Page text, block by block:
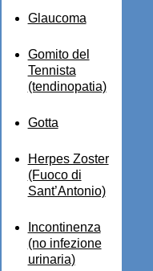
Glaucoma
Gomito del
Tennista
(tendinopatia)
Gotta
Herpes Zoster
(Fuoco di
Sant’Antonio)
Incontinenza
(no infezione
urinaria)